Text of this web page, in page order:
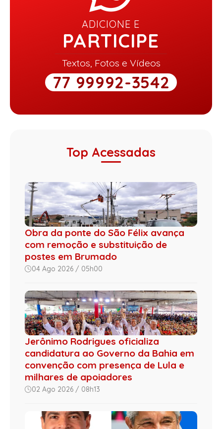
ADICIONE E
PARTICIPE
Textos, Fotos e Vídeos
77 99992-3542
Top Acessadas
Obra da ponte do São Félix avança
com remoção e substituição de
postes em Brumado
04 Ago 2026 / 05h00
Jerônimo Rodrigues oficializa
candidatura ao Governo da Bahia em
convenção com presença de Lula e
milhares de apoiadores
02 Ago 2026 / 08h13